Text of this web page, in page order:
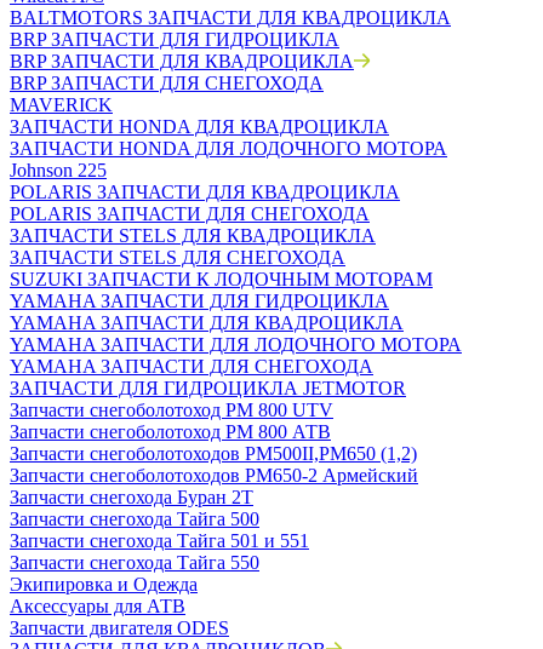
BALTMOTORS ЗАПЧАСТИ ДЛЯ КВАДРОЦИКЛА
BRP ЗАПЧАСТИ ДЛЯ ГИДРОЦИКЛА
BRP ЗАПЧАСТИ ДЛЯ КВАДРОЦИКЛА
BRP ЗАПЧАСТИ ДЛЯ СНЕГОХОДА
MAVERICK
ЗАПЧАСТИ HONDA ДЛЯ КВАДРОЦИКЛА
ЗАПЧАСТИ HONDA ДЛЯ ЛОДОЧНОГО МОТОРА
Johnson 225
POLARIS ЗАПЧАСТИ ДЛЯ КВАДРОЦИКЛА
POLARIS ЗАПЧАСТИ ДЛЯ СНЕГОХОДА
ЗАПЧАСТИ STELS ДЛЯ КВАДРОЦИКЛА
ЗАПЧАСТИ STELS ДЛЯ СНЕГОХОДА
SUZUKI ЗАПЧАСТИ К ЛОДОЧНЫМ МОТОРАМ
YAMAHA ЗАПЧАСТИ ДЛЯ ГИДРОЦИКЛА
YAMAHA ЗАПЧАСТИ ДЛЯ КВАДРОЦИКЛА
YAMAHA ЗАПЧАСТИ ДЛЯ ЛОДОЧНОГО МОТОРА
YAMAHA ЗАПЧАСТИ ДЛЯ СНЕГОХОДА
ЗАПЧАСТИ ДЛЯ ГИДРОЦИКЛА JETMOTOR
Запчасти снегоболотоход РМ 800 UTV
Запчасти снегоболотоход РМ 800 АТВ
Запчасти снегоболотоходов РМ500II,РМ650 (1,2)
Запчасти снегоболотоходов РМ650-2 Армейский
Запчасти снегохода Буран 2Т
Запчасти снегохода Тайга 500
Запчасти снегохода Тайга 501 и 551
Запчасти снегохода Тайга 550
Экипировка и Одежда
Аксессуары для АТВ
Запчасти двигателя ODES